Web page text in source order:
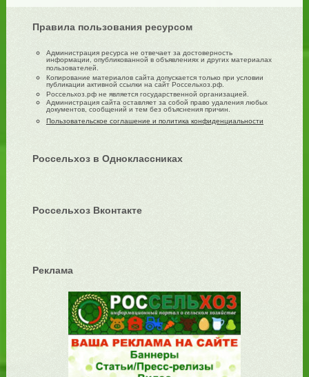
Правила пользования ресурсом
Администрация ресурса не отвечает за достоверность
информации, опубликованной в объявлениях и других материалах
пользователей.
Копирование материалов сайта допускается только при условии
публикации активной ссылки на сайт Россельхоз.рф.
Россельхоз.рф не является государственной организацией.
Администрация сайта оставляет за собой право удаления любых
документов, сообщений и тем без объяснения причин.
Пользовательское соглашение и политика конфиденциальности
Россельхоз в Одноклассниках
Россельхоз Вконтакте
Реклама